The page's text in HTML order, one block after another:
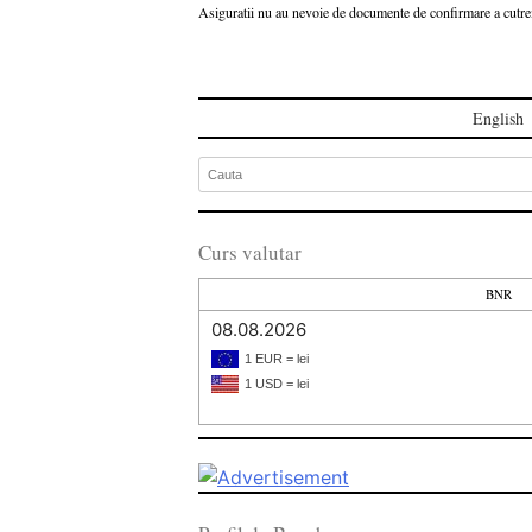
Asiguratii nu au nevoie de documente de confirmare a
English
Curs valutar
BNR
08.08.2026
1 EUR = lei
1 USD = lei